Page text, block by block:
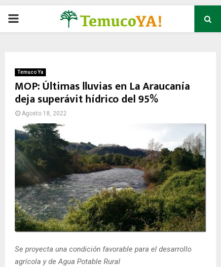
P
M
A
R
M
E
N
Temuco Ya
MOP: Últimas lluvias en La Araucanía
deja superávit hídrico del 95%
Agosto 18, 2022
Se proyecta una condición favorable para el desarrollo
agrícola y de Agua Potable Rural